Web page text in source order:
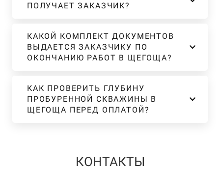
ПОЛУЧАЕТ ЗАКАЗЧИК?
КАКОЙ КОМПЛЕКТ ДОКУМЕНТОВ
ВЫДАЕТСЯ ЗАКАЗЧИКУ ПО
ОКОНЧАНИЮ РАБОТ В ЩЕГОЩА?
КАК ПРОВЕРИТЬ ГЛУБИНУ
ПРОБУРЕННОЙ СКВАЖИНЫ В
ЩЕГОЩА ПЕРЕД ОПЛАТОЙ?
КОНТАКТЫ